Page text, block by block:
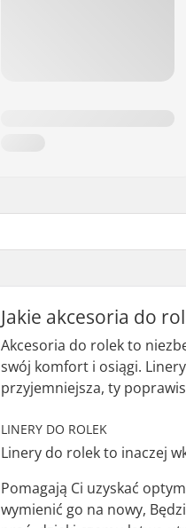
Jakie akcesoria do
Akcesoria do rolek to
swój komfort i osiągi.
przyjemniejsza, ty
LINERY DO ROLEK
Linery do rolek to inaczej
Pomagają Ci uzyskać
wymienić go na nowy,